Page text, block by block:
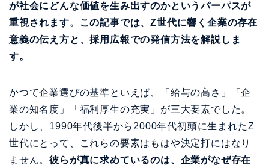
が社会にどんな価値を生み出すのかというパーパスが
重視されます。この記事では、Z世代に響く企業の存在
意義の伝え方と、採用広報での発信方法を解説しま
す。
かつて企業選びの基準といえば、「給与の高さ」「企
業の知名度」「福利厚生の充実」が三大要素でした。
しかし、1990年代後半から2000年代初頭に生まれたZ
世代にとって、これらの要素はもはや決定打にはなり
ません。彼らが真に求めているのは、企業がなぜ存在